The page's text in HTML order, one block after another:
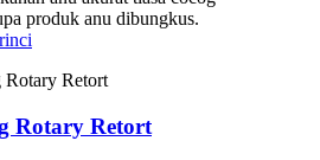
produk anu dibungkus.
rinci
Rotary Retort